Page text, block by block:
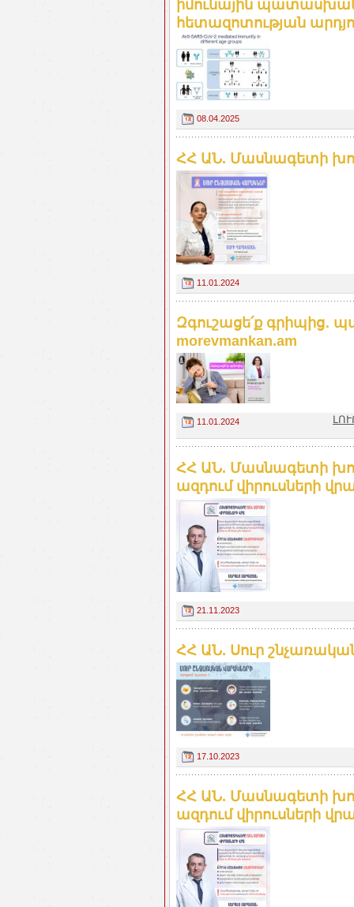
իմունային
հետազոտության
08.04.2025
ՀՀ ԱՆ. Մասնագետի
11.01.2024
Զգուշացե՛ք
morevmankan.am
11.01.2024
ՀՀ ԱՆ. Մասնագետի
ազդում վիրուսների
21.11.2023
ՀՀ ԱՆ. Սուր
17.10.2023
ՀՀ ԱՆ. Մասնագետի
ազդում վիրուսների